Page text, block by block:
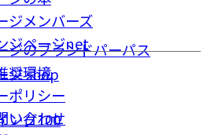
ジメンバーズ
ジページnet
ジ shop
ング100
ジのブランドパーパス
奨環境
ポリシー
い合わせ